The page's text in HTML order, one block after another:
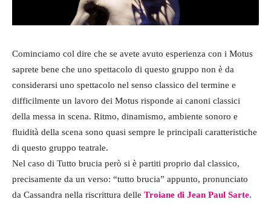
Cominciamo col dire che se avete avuto esperienza con i Motus
saprete bene che uno spettacolo di questo gruppo non è da
considerarsi uno spettacolo nel senso classico del termine e
difficilmente un lavoro dei Motus risponde ai canoni classici
della messa in scena. Ritmo, dinamismo, ambiente sonoro e
fluidità della scena sono quasi sempre le principali caratteristiche
di questo gruppo teatrale.
Nel caso di Tutto brucia però si è partiti proprio dal classico,
precisamente da un verso: “tutto brucia” appunto, pronunciato
da Cassandra nella riscrittura delle Troiane di Jean Paul Sarte.